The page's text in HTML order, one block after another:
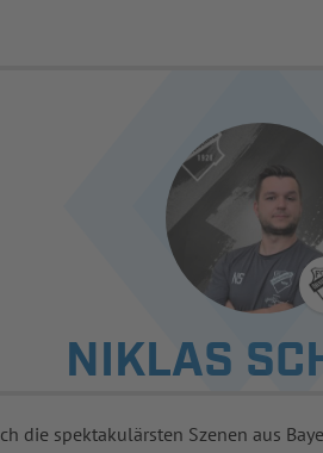
NIKLAS
die spektakulärsten Szenen aus